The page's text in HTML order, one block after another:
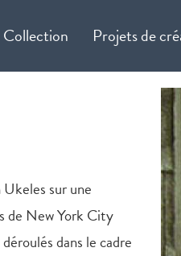
Collection Projets de
sur une
de New York City
dans le cadre